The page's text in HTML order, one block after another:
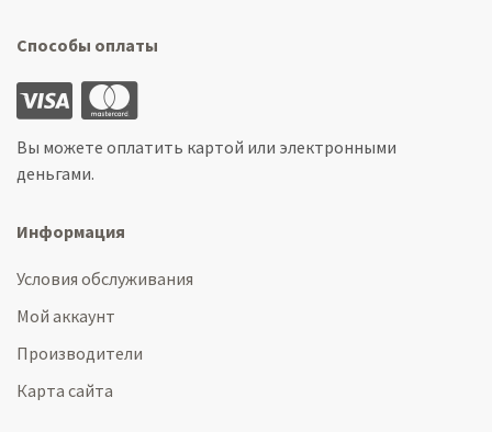
Способы оплаты
Вы можете оплатить картой или электронными
деньгами.
Информация
Условия обслуживания
Мой аккаунт
Производители
Карта сайта